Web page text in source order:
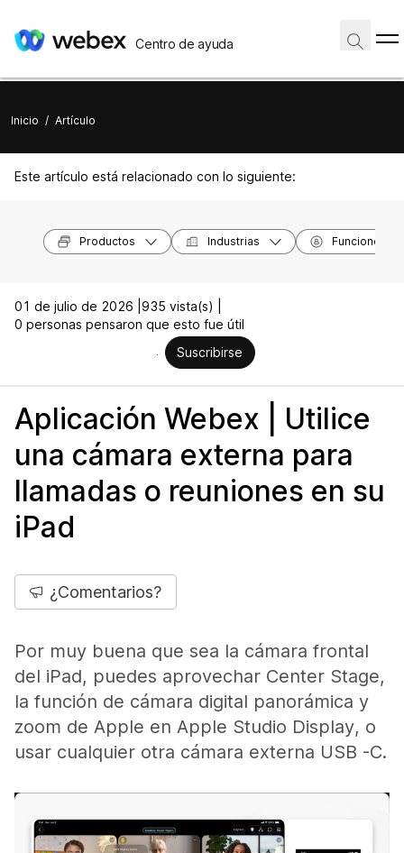
Centro de ayuda
Inicio / Artículo
Este artículo está relacionado con lo siguiente:
Productos Industrias Funciones
01 de julio de 2026 | 935 vista(s) |
0 personas pensaron que esto fue útil
Suscribirse
Aplicación Webex | Utilice
una cámara externa para
llamadas o reuniones en su
iPad
¿Comentarios?
Por muy buena que sea la cámara frontal
del iPad, puedes aprovechar Center Stage,
la función de cámara digital panorámica y
zoom de Apple en Apple Studio Display, o
usar cualquier otra cámara externa USB -C.